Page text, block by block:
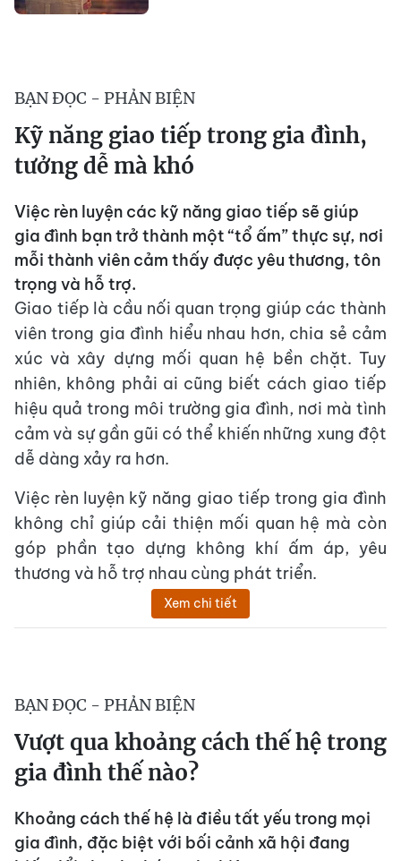
BẠN ĐỌC - PHẢN BIỆN
Kỹ năng giao tiếp trong gia đình,
tưởng dễ mà khó
Việc rèn luyện các kỹ năng giao tiếp sẽ giúp
gia đình bạn trở thành một “tổ ấm” thực sự, nơi
mỗi thành viên cảm thấy được yêu thương, tôn
trọng và hỗ trợ.
Giao tiếp là cầu nối quan trọng giúp các thành
viên trong gia đình hiểu nhau hơn, chia sẻ cảm
xúc và xây dựng mối quan hệ bền chặt. Tuy
nhiên, không phải ai cũng biết cách giao tiếp
hiệu quả trong môi trường gia đình, nơi mà tình
cảm và sự gần gũi có thể khiến những xung đột
dễ dàng xảy ra hơn.
Việc rèn luyện kỹ năng giao tiếp trong gia đình
không chỉ giúp cải thiện mối quan hệ mà còn
góp phần tạo dựng không khí ấm áp, yêu
thương và hỗ trợ nhau cùng phát triển.
Xem chi tiết
BẠN ĐỌC - PHẢN BIỆN
Vượt qua khoảng cách thế hệ trong
gia đình thế nào?
Khoảng cách thế hệ là điều tất yếu trong mọi
gia đình, đặc biệt với bối cảnh xã hội đang